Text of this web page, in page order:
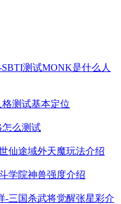
测试MONK是什么人
测试基本定位
怎么测试
仙途域外天魔玩法介绍
学院神兽强度介绍
-三国杀武将觉醒张星彩介